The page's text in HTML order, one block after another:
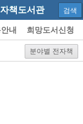
책도서관 검색
내 희망도서신청
분야별 전자책